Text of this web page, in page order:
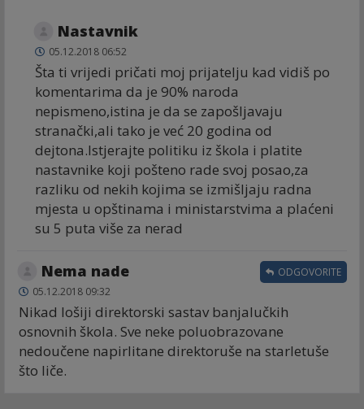
Nastavnik
05.12.2018 06:52
Šta ti vrijedi pričati moj prijatelju kad vidiš po
komentarima da je 90% naroda
nepismeno,istina je da se zapošljavaju
stranački,ali tako je već 20 godina od
dejtona.Istjerajte politiku iz škola i platite
nastavnike koji pošteno rade svoj posao,za
razliku od nekih kojima se izmišljaju radna
mjesta u opštinama i ministarstvima a plaćeni
su 5 puta više za nerad
Nema nade
05.12.2018 09:32
Nikad lošiji direktorski sastav banjalučkih
osnovnih škola. Sve neke poluobrazovane
nedoučene napirlitane direktoruše na starletuše
što liče.
ODGOVORITE